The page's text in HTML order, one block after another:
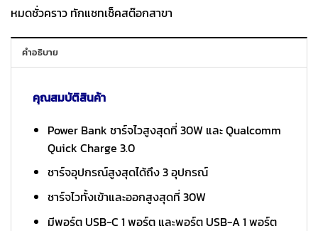
1,990 ฿.1,590 ฿.
หมดชั่วคราว ทักแชทเช็คสต๊อกสาขา
คำอธิบาย
คุณสมบัติสินค้า
Power Bank ชาร์จไวสูงสุดที่ 30W และ Qualcomm
Quick Charge 3.0
ชาร์จอุปกรณ์สูงสุดได้ถึง 3 อุปกรณ์
ชาร์จไวทั้งเข้าและออกสูงสุดที่ 30W
มีพอร์ต USB-C 1 พอร์ต และพอร์ต USB-A 1 พอร์ต